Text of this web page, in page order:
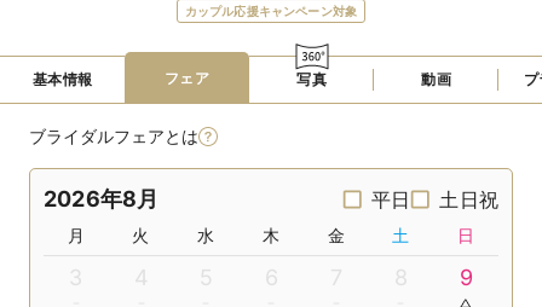
カップル応援キャンペーン対象
基本情報 フェア 写真 動画
ブライダルフェアとは
2026年8月 平日 土日祝
月 火 水 木 金 土 日
3 4 5 6 7 8 9